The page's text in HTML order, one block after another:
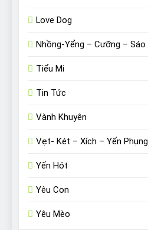
Love Dog
Nhồng-Yểng – Cưỡng – Sáo
Tiểu Mi
Tin Tức
Vành Khuyên
Vẹt- Két – Xích – Yến Phụng
Yến Hót
Yêu Con
Yêu Mèo